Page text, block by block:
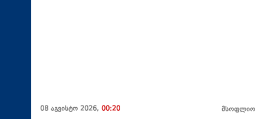
08 აგვისტო 2026, 00:20 მსოფლიო